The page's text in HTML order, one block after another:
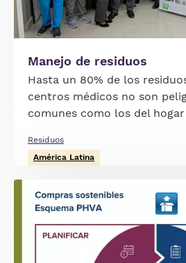
Manejo de residuos
Hasta un 80% de los
centros médicos no son
comunes como los del
Residuos
América Latina